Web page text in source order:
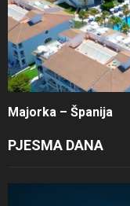
Majorka – Španija
PJESMA DANA